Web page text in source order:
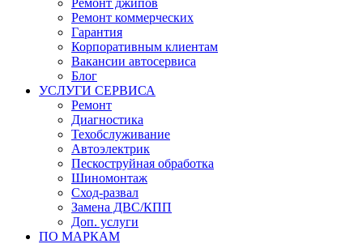
Ремонт джипов
Ремонт коммерческих
Гарантия
Корпоративным клиентам
Вакансии автосервиса
Блог
УСЛУГИ СЕРВИСА
Ремонт
Диагностика
Техобслуживание
Автоэлектрик
Пескоструйная обработка
Шиномонтаж
Сход-развал
Замена ДВС/КПП
Доп. услуги
ПО МАРКАМ